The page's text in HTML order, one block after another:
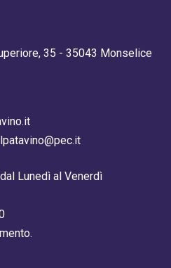
35 - 35043 Monselice
Lunedì al Venerdì